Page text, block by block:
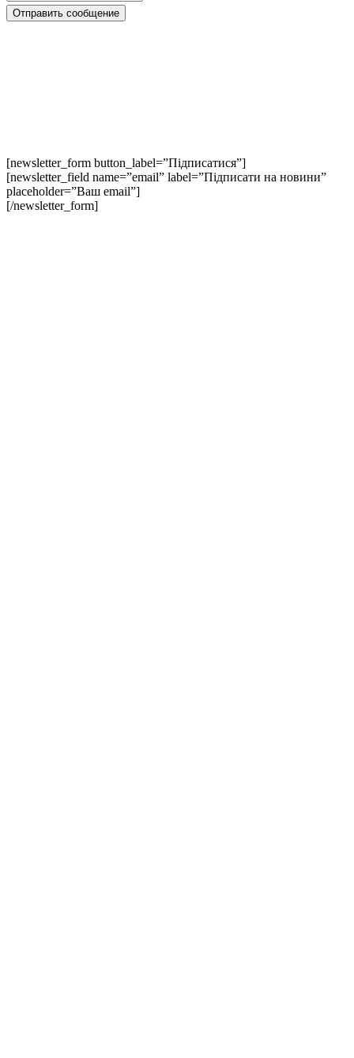
[newsletter_form button_label=”Підписатися”]
[newsletter_field name=”email” label=”Підписати на новини”
placeholder=”Ваш email”]
[/newsletter_form]